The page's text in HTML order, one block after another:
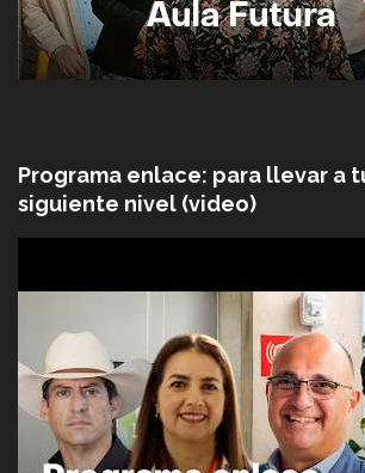
Programa enlace: para llevar a
siguiente nivel (video)